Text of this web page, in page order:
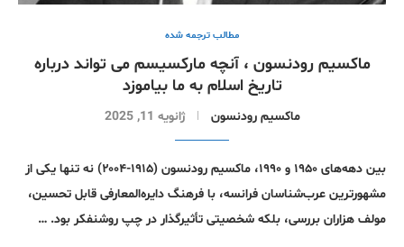
مطالب ترجمە شدە
ماکسیم رودنسون ، آنچه مارکسیسم می تواند درباره
تاریخ اسلام به ما بیاموزد
ماکسیم رودنسون ژانویه 11, 2025
بین دهه‌های ۱۹۵۰ و ۱۹۹۰، ماکسیم رودنسون (۱۹۱۵-۲۰۰۴) نه تنها یکی از
مشهورترین عرب‌شناسان فرانسه، با فرهنگ دایره‌المعارفی قابل تحسین،
مولف هزاران بررسی، بلکه شخصیتی تأثیرگذار در چپ روشنفکر بود. …